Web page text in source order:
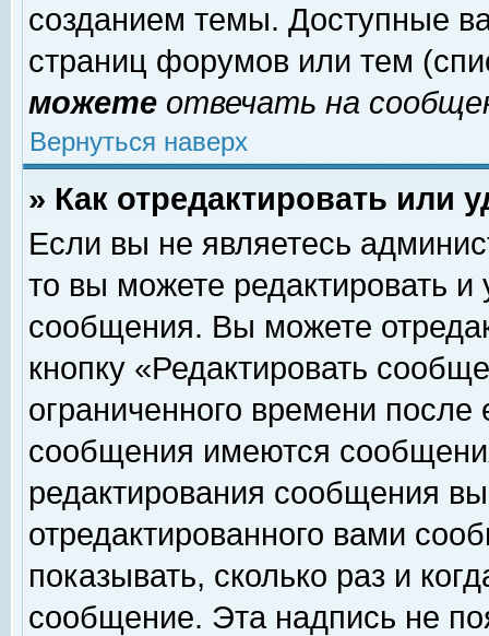
созданием темы. Доступные
страниц форумов или тем
можете отвечать на
Вернуться наверх
» Как отредактировать или
Если вы не являетесь
то вы можете редактировать и
сообщения. Вы можете
кнопку «Редактировать
ограниченного времени
сообщения имеются
редактирования сообщения
отредактированного вами
показывать, сколько раз и
сообщение. Эта надпись не